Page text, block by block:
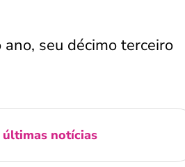
seu décimo terceiro
últimas notícias